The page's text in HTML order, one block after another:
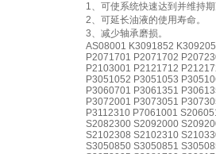
1、可使系统快速达到并维持
2、可延长油液的使用寿命。
3、减少轴承磨损。
AS08001 K3091852
P2071701 P2071702
P2103001 P2121712
P3051052 P3051053
P3060701 P3061351
P3072001 P3073051
P3112310 P7061001
S2082300 S2092000
S2102308 S2102310
S3050850 S3050851